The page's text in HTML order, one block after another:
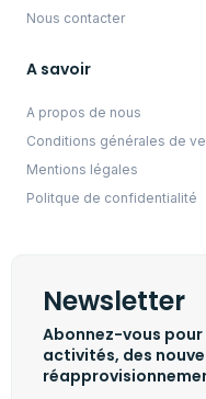
Nous contacter
A savoir
A propos de nous
Conditions générales de
Mentions légales
Politque de confidentialité
Newsletter
Abonnez-vous
activités, des